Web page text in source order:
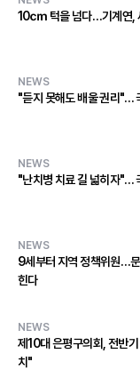
10㎝ 턱을 넘다…기계연,
NEWS
"듣지 못해도 배울 권리"…
NEWS
"난치병 치료 길 넓히자"…
NEWS
9세부터 지역 정책위원…
힌다
NEWS
제10대 은평구의회, 전반
치"